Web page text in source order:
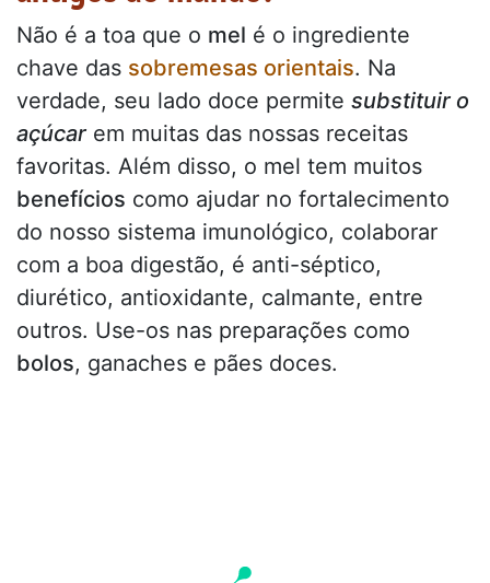
Não é a toa que o mel é o ingrediente
chave das sobremesas orientais. Na
verdade, seu lado doce permite substituir o
açúcar em muitas das nossas receitas
favoritas. Além disso, o mel tem muitos
benefícios como ajudar no fortalecimento
do nosso sistema imunológico, colaborar
com a boa digestão, é anti-séptico,
diurético, antioxidante, calmante, entre
outros. Use-os nas preparações como
bolos, ganaches e pães doces.